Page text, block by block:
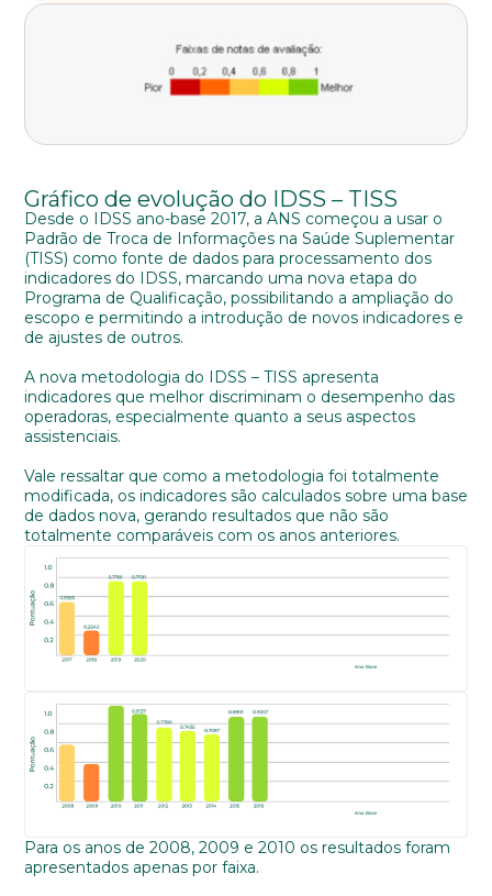
Gráfico de evolução do IDSS – TISS
Desde o IDSS ano-base 2017, a ANS começou a usar o
Padrão de Troca de Informações na Saúde Suplementar
(TISS) como fonte de dados para processamento dos
indicadores do IDSS, marcando uma nova etapa do
Programa de Qualificação, possibilitando a ampliação do
escopo e permitindo a introdução de novos indicadores e
de ajustes de outros.
A nova metodologia do IDSS – TISS apresenta
indicadores que melhor discriminam o desempenho das
operadoras, especialmente quanto a seus aspectos
assistenciais.
Vale ressaltar que como a metodologia foi totalmente
modificada, os indicadores são calculados sobre uma base
de dados nova, gerando resultados que não são
totalmente comparáveis com os anos anteriores.
Para os anos de 2008, 2009 e 2010 os resultados foram
apresentados apenas por faixa.
Cidade
Naturalidade
Idade
Estado Civil
Escolaridade
Sexo
Masculino
Feminino Outros
Área de interesse
Anexar currículo*